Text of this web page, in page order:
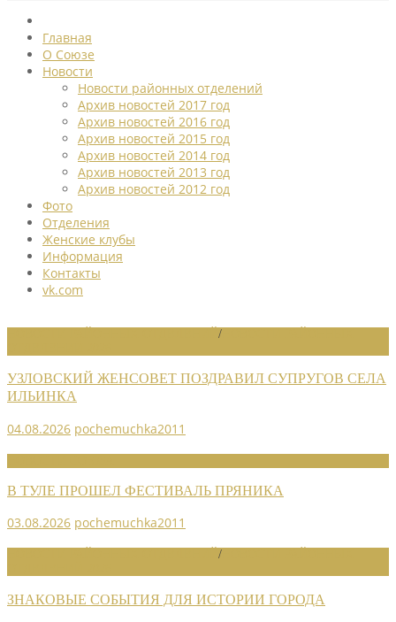
Главная
О Союзе
Новости
Новости районных отделений
Архив новостей 2017 год
Архив новостей 2016 год
Архив новостей 2015 год
Архив новостей 2014 год
Архив новостей 2013 год
Архив новостей 2012 год
Фото
Отделения
Женские клубы
Информация
Контакты
vk.com
/
УЗЛОВСКИЙ ЖЕНСОВЕТ ПОЗДРАВИЛ СУПРУГОВ СЕЛА
ИЛЬИНКА
04.08.2026 pochemuchka2011
В ТУЛЕ ПРОШЕЛ ФЕСТИВАЛЬ ПРЯНИКА
03.08.2026 pochemuchka2011
/
ЗНАКОВЫЕ СОБЫТИЯ ДЛЯ ИСТОРИИ ГОРОДА